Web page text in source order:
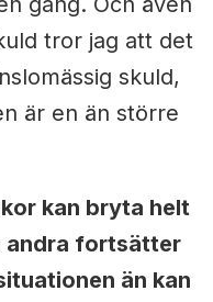
tror jag att det
skuld,
är en än större
kan bryta helt
andra fortsätter
än kan